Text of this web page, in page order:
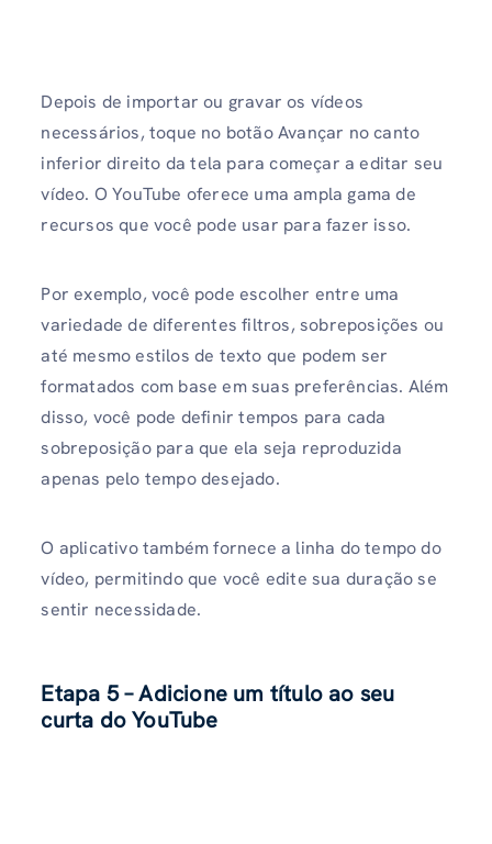
Depois de importar ou gravar os vídeos
necessários, toque no botão Avançar no canto
inferior direito da tela para começar a editar seu
vídeo. O YouTube oferece uma ampla gama de
recursos que você pode usar para fazer isso.
Por exemplo, você pode escolher entre uma
variedade de diferentes filtros, sobreposições ou
até mesmo estilos de texto que podem ser
formatados com base em suas preferências. Além
disso, você pode definir tempos para cada
sobreposição para que ela seja reproduzida
apenas pelo tempo desejado.
O aplicativo também fornece a linha do tempo do
vídeo, permitindo que você edite sua duração se
sentir necessidade.
Etapa 5 – Adicione um título ao seu
curta do YouTube